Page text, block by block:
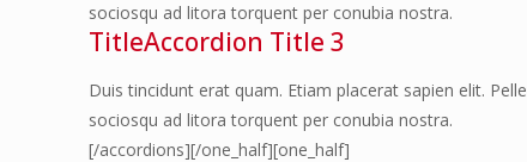
sociosqu ad litora torquent per conubia nostra.
TitleAccordion Title 3
Duis tincidunt erat quam. Etiam placerat sapien elit.
sociosqu ad litora torquent per conubia nostra.
[/accordions][/one_half][one_half]